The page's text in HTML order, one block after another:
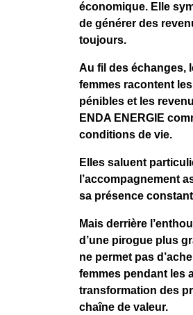
économique. Elle
de générer des
toujours.
Au fil des échanges,
femmes racontent
pénibles et les
ENDA ENERGIE
conditions de vie.
Elles saluent
l’accompagnement
sa présence
Mais derrière
d’une pirogue plus
ne permet pas
femmes pendant les
transformation des
chaîne de valeur.